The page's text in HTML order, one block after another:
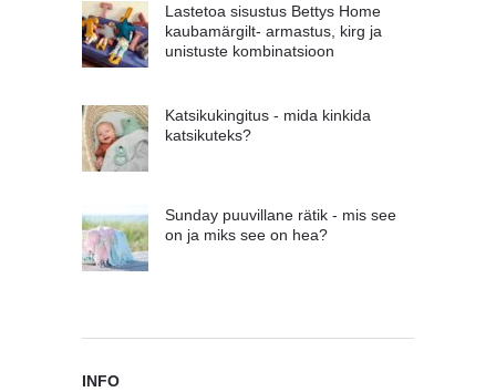
Lastetoa sisustus Bettys Home
kaubamärgilt- armastus, kirg ja
unistuste kombinatsioon
Katsikukingitus - mida kinkida
katsikuteks?
Sunday puuvillane rätik - mis see
on ja miks see on hea?
INFO